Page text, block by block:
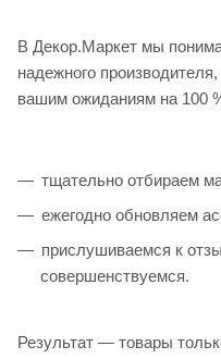
В Декор.Маркет мы
надежного
вашим ожиданиям на 100
тщательно отбираем
ежегодно обновляем
прислушиваемся к
совершенствуемся.
Результат — товары